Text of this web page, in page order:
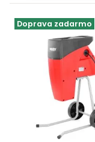
Príslušenstvo
Doprava zadarmo